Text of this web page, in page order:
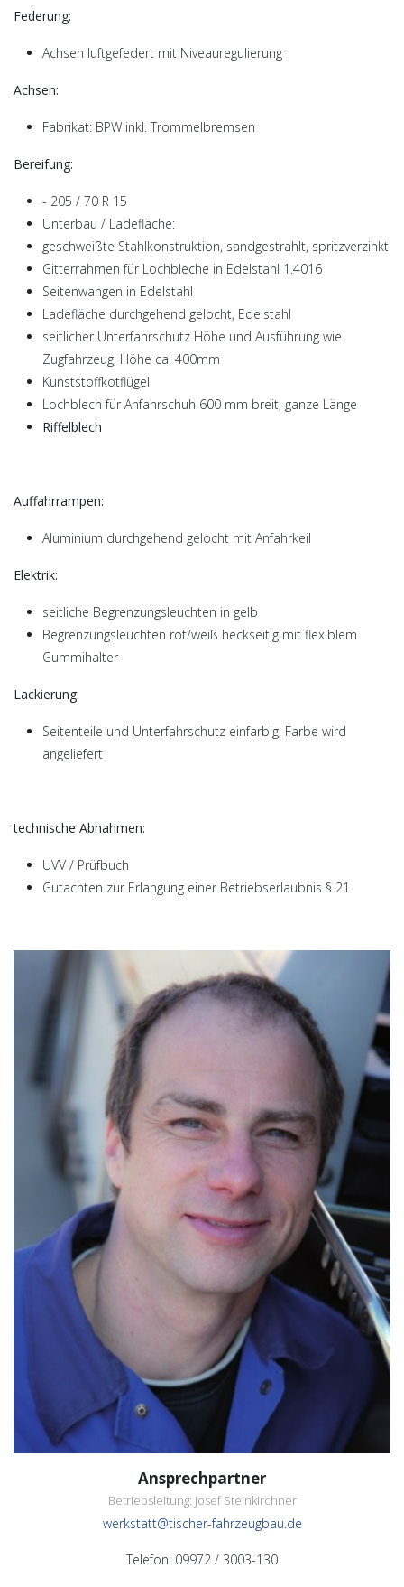
Federung:
Achsen luftgefedert mit Niveauregulierung
Achsen:
Fabrikat: BPW inkl. Trommelbremsen
Bereifung:
- 205 / 70 R 15
Unterbau / Ladefläche:
geschweißte Stahlkonstruktion, sandgestrahlt, spritzverzinkt
Gitterrahmen für Lochbleche in Edelstahl 1.4016
Seitenwangen in Edelstahl
Ladefläche durchgehend gelocht, Edelstahl
seitlicher Unterfahrschutz Höhe und Ausführung wie
Zugfahrzeug, Höhe ca. 400mm
Kunststoffkotflügel
Lochblech für Anfahrschuh 600 mm breit, ganze Länge
Riffelblech
Auffahrrampen:
Aluminium durchgehend gelocht mit Anfahrkeil
Elektrik:
seitliche Begrenzungsleuchten in gelb
Begrenzungsleuchten rot/weiß heckseitig mit flexiblem
Gummihalter
Lackierung:
Seitenteile und Unterfahrschutz einfarbig, Farbe wird
angeliefert
technische Abnahmen:
UVV / Prüfbuch
Gutachten zur Erlangung einer Betriebserlaubnis § 21
Ansprechpartner
Betriebsleitung: Josef Steinkirchner
werkstatt@tischer-fahrzeugbau.de
Telefon: 09972 / 3003-130